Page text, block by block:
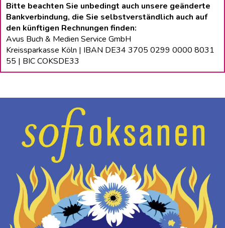
Bitte beachten Sie unbedingt auch unsere geänderte
Bankverbindung, die Sie selbstverständlich auch auf
den künftigen Rechnungen finden:
Avus Buch & Medien Service GmbH
Kreissparkasse Köln | IBAN DE34 3705 0299 0000 8031
55 | BIC COKSDE33